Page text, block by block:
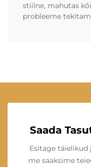
stiilne, mahutas
probleeme
Saada
Esitage
me saaksime